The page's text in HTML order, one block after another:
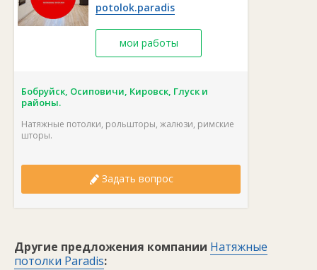
potolok.paradis
мои работы
Бобруйск, Осиповичи, Кировск, Глуск и
районы.
Натяжные потолки, рольшторы, жалюзи, римские
шторы.
Задать вопрос
Другие предложения компании Натяжные
потолки Paradis: